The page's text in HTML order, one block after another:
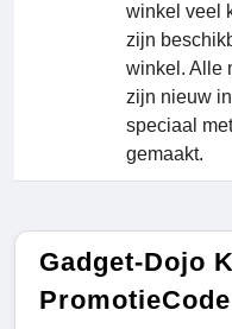
winkel veel
zijn
winkel. Alle
zijn nieuw
speciaal
gemaakt.
Gadget-Dojo
PromotieCode